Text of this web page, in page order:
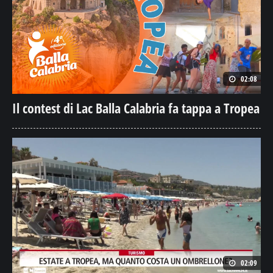
02:08
Il contest di Lac Balla Calabria fa tappa a Tropea
02:09